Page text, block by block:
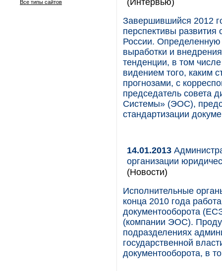
Все типы сайтов
Завершившийся 2012
перспективы развития
России.
выработки и
тенденции, в том
видением того, каким
прогнозами, с
председатель совета
Системы» (ЭОС),
стандартизации
14.01.2013
организации
(Новости)
Исполнительные
конца 2010 года
документооборота
(компании ЭОС).
подразделениях
государственной
документооборота, в